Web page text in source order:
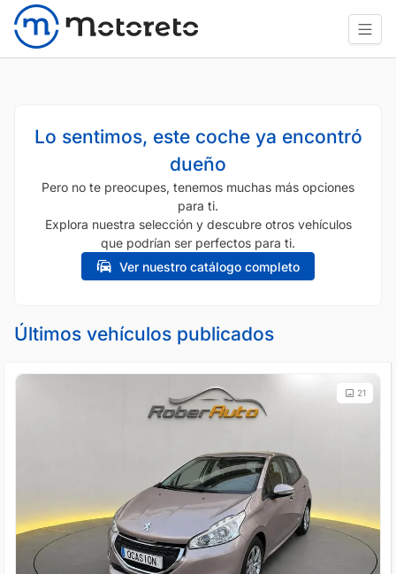
Lo sentimos, este coche ya encontró
dueño
Pero no te preocupes, tenemos muchas más opciones
para ti.
Explora nuestra selección y descubre otros vehículos
que podrían ser perfectos para ti.
Ver nuestro catálogo completo
Últimos vehículos publicados
21